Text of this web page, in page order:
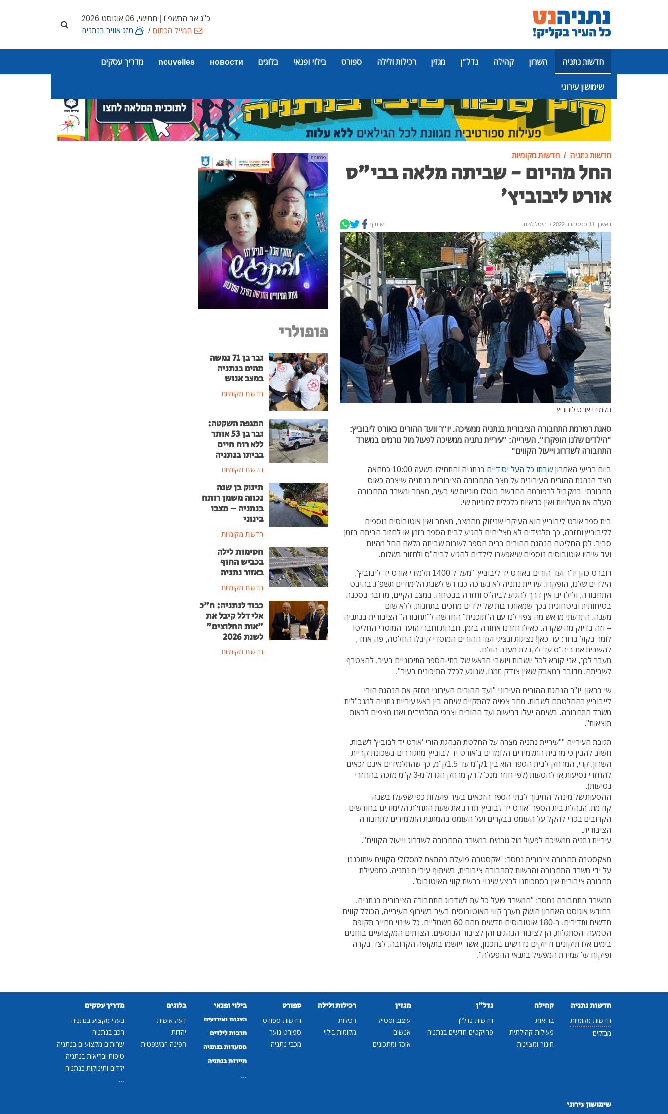
כ"ג אב התשפ"ו | חמישי, 06 אוגוסט 2026
המייל הכתום/ מזג אוויר בנתניה
חדשות נתניה השרון קהילה נדל"ן מגזין רכילות ולילה ספורט בילוי ופנאי בלוגים новости
nouvelles מדריך עסקים
שימושון עירוני
פרסומת
חדשות נתניה חדשות מקומיות
החל מהיום - שביתה מלאה בבי"ס
אורט ליבוביץ'
ראשון, 11 ספטמבר 2022 / מיטל לשם שיתוף
תלמידי אורט ליבוביץ
סאגת רפורמת התחבורה הציבורית בנתניה ממשיכה. יו"ר וועד ההורים באורט ליבוביץ:
"הילדים שלנו הופקרו". העירייה: "עיריית נתניה ממשיכה לפעול מול גורמים במשרד
התחבורה לשדרוג וייעול הקווים"
ביום רביעי האחרוןשבתו כל העל יסודיים
בנתניה והתחילו בשעה 10:00 כמחאה
מצד הנהגת ההורים העירונית על מצב התחבורה הציבורית בנתניה שיצרה כאוס
תחבורתי. במקביל לרפורמה החדשה בוטלו מוניות שי בעיר, מאחר ומשרד התחבורה
העלה את העלויות ואין כדאיות כלכלית למוניות שי.
בית ספר אורט ליבוביץ הוא העיקרי שניזוק מהמצב, מאחר ואין אוטובוסים נוספים
לליבוביץ וחזרה, כך תלמידים לא מצליחים להגיע לבית הספר בזמן או לחזור הביתה בזמן
סביר. לכן החליטה הנהגת ההורים בבית הספר לשבות שביתה מלאה החל מהיום
ועד שיהיו אוטובוסים נוספים שיאפשרו לילדים להגיע לביה"ס ולחזור בשלום.
רוברט כהן יו"ר ועד הורים באורט יד ליבוביץ' "מעל ל 1400 תלמידי אורט יד ליבוביץ',
הילדים שלנו, הופקרו. עיריית נתניה לא נערכה כנדרש לשנת הלימודים תשפ"ג בהיבט
התחבורה, ולילדינו אין דרך להגיע לביה"ס וחזרה בבטחה. במצב הקיים, מדובר בסכנה
בטיחותית וביטחונית בכך שמאות רבות של ילדים מחכים בתחנות, ללא שום
מענה. התרעתי מראש מה צפוי לנו עם ה"תוכנית" החדשה ל"תחבורה" הציבורית בנתניה
– וזה בדיוק מה שקרה. כאילו חזרנו אחורה בזמן. חברות וחברי הועד המוסדי החליטו
לומר בקול ברור: עד כאן! נציגות ונציגי ועד ההורים המוסדי קיבלו החלטה, פה אחד,
להשבית את ביה"ס עד לקבלת מענה הולם.
מעבר לכך, אני קורא לכל יושבות ויושבי הראש של בתי-הספר התיכוניים בעיר, להצטרף
לשביתה. מדובר במאבק שאין צודק ממנו, שנוגע לכלל התיכונים בעיר".
שי בראון, יו"ר הנהגת ההורים העירוני "ועד ההורים העירוני מחזק את הנהגת הורי
לייבוביץ בהחלטתם לשבות. מחר צפויה להתקיים שיחה בין ראש עיריית נתניה למנכ"לית
משרד התחבורה. בשיחה יעלו דרישות ועד ההורים וצרכי התלמידים ואנו מצפים לראות
תוצאות".
תגובת העירייה ""עיריית נתניה מצרה על החלטת הנהגת הורי 'אורט יד לבוביץ' לשבות.
חשוב להבין כי מרבית התלמידים הלומדים ב'אורט יד לבוביץ' מתגוררים בשכונת קריית
השרון, קרי, המרחק לבית הספר הוא בין 1ק"מ עד 1.5ק"מ, כך שהתלמידים אינם זכאים
להחזרי נסיעות או להסעות (לפי חוזר מנכ"ל רק מרחק הגדול מ-3 ק"מ מזכה בהחזרי
נסיעות).
ההסעות של מינהל החינוך לבתי הספר הזכאים בעיר פועלות כפי שפעלו בשנה
קודמת. הנהלת בית הספר 'אורט יד לבוביץ' תדרג את שעת התחלת הלימודים בחודשים
הקרובים בכדי להקל על העומס בבקרים ועל העומס בהמתנת התלמידים לתחבורה
הציבורית.
עיריית נתניה ממשיכה לפעול מול גורמים במשרד התחבורה לשדרוג וייעול הקווים".
מאקסטרה תחבורה ציבורית נמסר: ''אקסטרה פועלת בהתאם למסלולי הקווים שתוכננו
על ידי משרד התחבורה והרשות לתחבורה ציבורית, בשיתוף עיריית נתניה. כמפעילת
תחבורה ציבורית אין בסמכותנו לבצע שינוי ברשת קווי האוטובוס".
ממשרד התחבורה נמסר: "המשרד פועל כל עת לשדרוג התחבורה הציבורית בנתניה.
בחודש אוגוסט האחרון הושק מערך קווי האוטובוסים בעיר בשיתוף העירייה, הכולל קווים
חדשים ותדירים, ב-180 אוטובוסים חדשים מהם 60 חשמליים. כל שינוי מחייב תקופת
הטמעה והסתגלות, הן לציבור הנהגים והן לציבור הנוסעים. הצוותים המקצועיים בוחנים
בימים אלו תיקונים ודיוקים נדרשים בתכנון, אשר ייושמו בתקופה הקרובה, לצד בקרה
ופיקוח על עמידת המפעיל בתנאי ההפעלה".
פרסומת
פופולרי
גבר בן 71 נמשה
מהים בנתניה
במצב אנוש
חדשות מקומיות
המגפה השקטה:
גבר בן 53 אותר
ללא רוח חיים
בביתו בנתניה
חדשות מקומיות
תינוק בן שנה
נכווה משמן רותח
בנתניה – מצבו
בינוני
חדשות מקומיות
חסימות לילה
בכביש החוף
באזור נתניה
חדשות מקומיות
כבוד לנתניה: ח"כ
אלי דלל קיבל את
"אות החלוצים"
לשנת 2026
חדשות מקומיות
חדשות נתניה
חדשות מקומיות
מבזקים
קהילה
בריאות
פעילות קהילתית
חינוך ומצוינות
נדל"ן
חדשות נדל"ן
פרויקטים חדשים בנתניה
מגזין
עיצוב וסטייל
אנשים
אוכל ומתכונים
רכילות ולילה
רכילות
מקומות בילוי
ספורט
חדשות ספורט
ספורט נוער
מכבי נתניה
בילוי ופנאי
הצגות ואירועים
תרבות לילדים
מסעדות בנתניה
תיירות בנתניה
...
בלוגים
דעה אישית
יהדות
הפינה המשפטית
מדריך עסקים
בעלי מקצוע בנתניה
רכב בנתניה
שרותים מקצועיים בנתניה
טיפוח ובריאות בנתניה
ילדים ותינוקות בנתניה
...
שימושון עירוני